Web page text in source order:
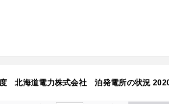
北海道電力株式会社 泊発電所の状況